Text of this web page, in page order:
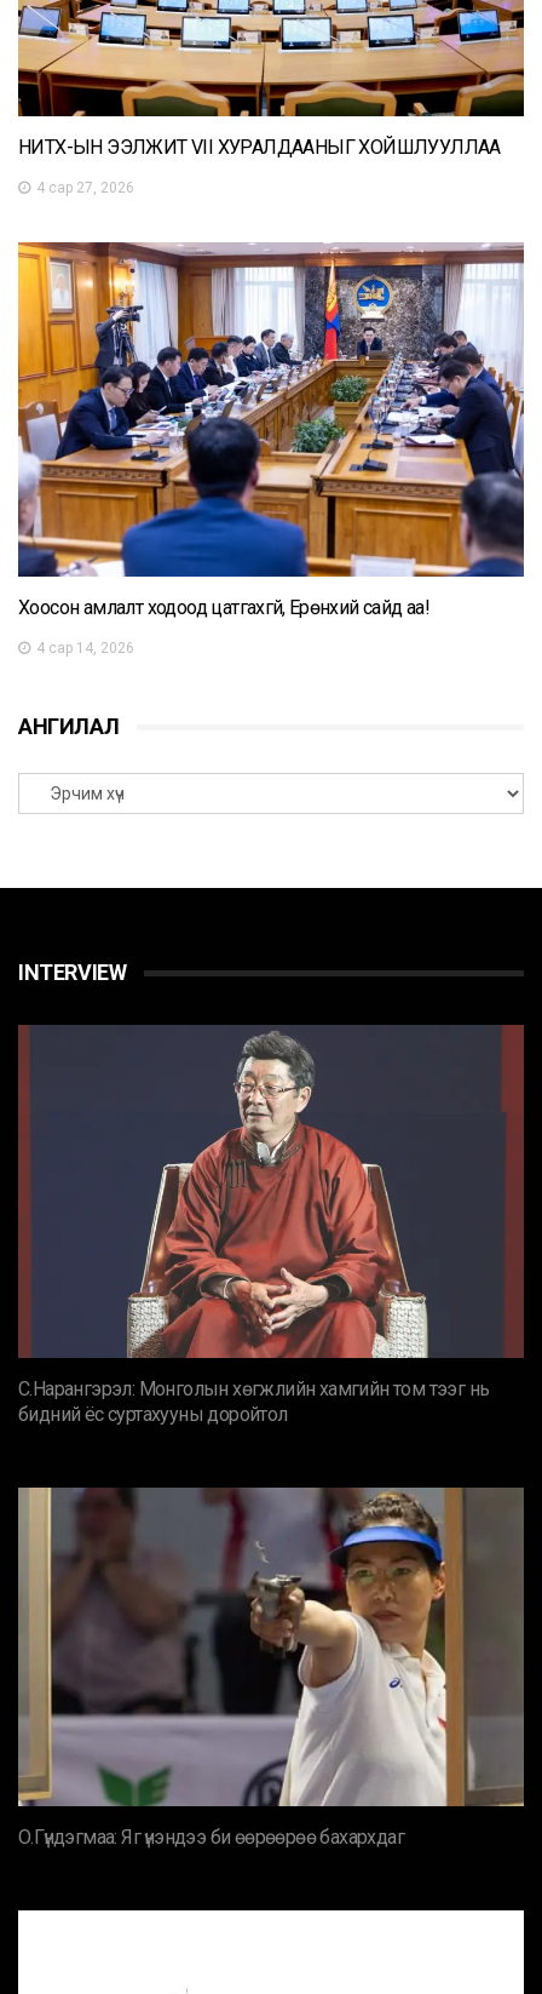
НИТХ-ЫН ЭЭЛЖИТ VII ХУРАЛДААНЫГ ХОЙШЛУУЛЛАА
4 сар 27, 2026
Хоосон амлалт ходоод цатгахгүй, Ерөнхий сайд аа!
4 сар 14, 2026
АНГИЛАЛ
INTERVIEW
С.Нарангэрэл: Монголын хөгжлийн хамгийн том тээг нь
бидний ёс суртахууны доройтол
О.Гүндэгмаа: Яг үнэндээ би өөрөөрөө бахархдаг